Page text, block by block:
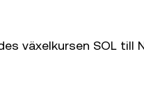
växelkursen SOL till